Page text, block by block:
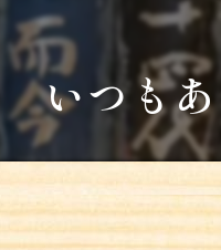
いつも